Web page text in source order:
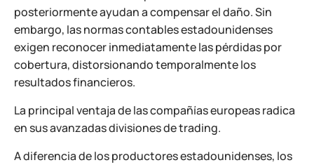
posteriormente ayudan a compensar el daño. Sin
embargo, las normas contables estadounidenses
exigen reconocer inmediatamente las pérdidas por
cobertura, distorsionando temporalmente los
resultados financieros.
La principal ventaja de las compañías europeas radica
en sus avanzadas divisiones de trading.
A diferencia de los productores estadounidenses, los